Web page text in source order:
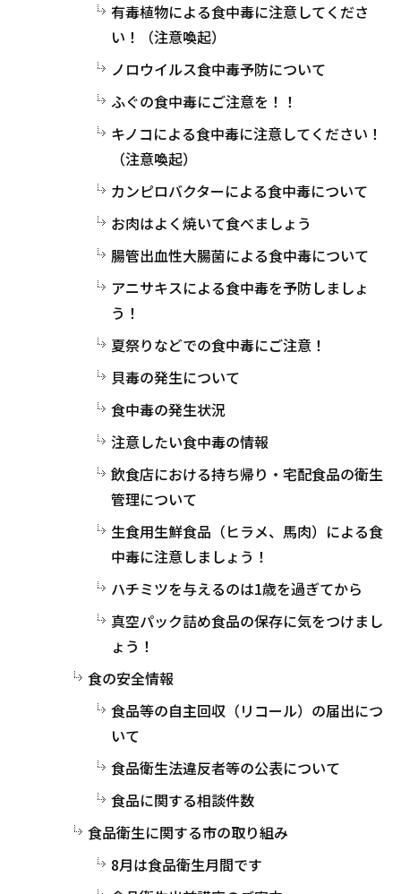
有毒植物による食中毒に注意してくださ
い！（注意喚起）
ノロウイルス食中毒予防について
ふぐの食中毒にご注意を！！
キノコによる食中毒に注意してください！
（注意喚起）
カンピロバクターによる食中毒について
お肉はよく焼いて食べましょう
腸管出血性大腸菌による食中毒について
アニサキスによる食中毒を予防しましょ
う！
夏祭りなどでの食中毒にご注意！
貝毒の発生について
食中毒の発生状況
注意したい食中毒の情報
飲食店における持ち帰り・宅配食品の衛生
管理について
生食用生鮮食品（ヒラメ、馬肉）による食
中毒に注意しましょう！
ハチミツを与えるのは1歳を過ぎてから
真空パック詰め食品の保存に気をつけまし
ょう！
食の安全情報
食品等の自主回収（リコール）の届出につ
いて
食品衛生法違反者等の公表について
食品に関する相談件数
食品衛生に関する市の取り組み
8月は食品衛生月間です